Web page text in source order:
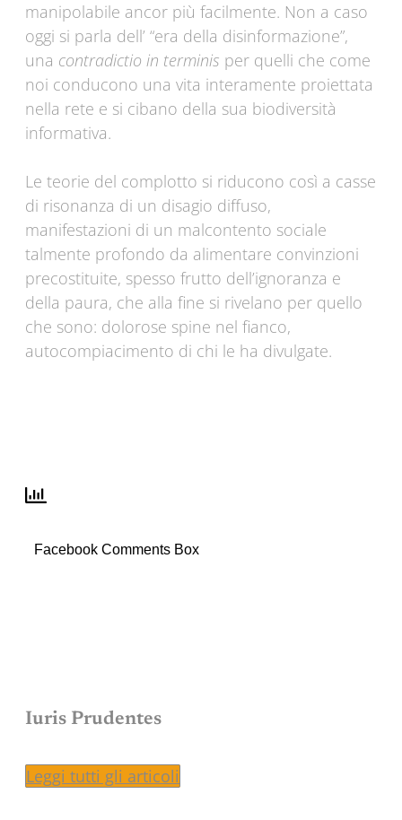
manipolabile ancor più facilmente. Non a caso
oggi si parla dell’ “era della disinformazione”,
una contradictio in terminis per quelli che come
noi conducono una vita interamente proiettata
nella rete e si cibano della sua biodiversità
informativa.
Le teorie del complotto si riducono così a casse
di risonanza di un disagio diffuso,
manifestazioni di un malcontento sociale
talmente profondo da alimentare convinzioni
precostituite, spesso frutto dell’ignoranza e
della paura, che alla fine si rivelano per quello
che sono: dolorose spine nel fianco,
autocompiacimento di chi le ha divulgate.
Facebook Comments Box
Iuris Prudentes
Leggi tutti gli articoli